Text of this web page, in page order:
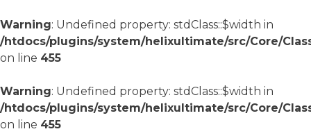
Warning: Undefined property: stdClass::$width in
/htdocs/plugins/system/helixultimate/src/Core/
on line 455
Warning: Undefined property: stdClass::$width in
/htdocs/plugins/system/helixultimate/src/Core/
on line 455